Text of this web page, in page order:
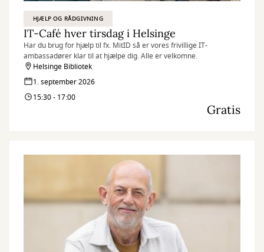
HJÆLP OG RÅDGIVNING
IT-Café hver tirsdag i Helsinge
Har du brug for hjælp til fx. MitID så er vores frivillige IT-
ambassadører klar til at hjælpe dig. Alle er velkomne.
Helsinge Bibliotek
1. september 2026
15:30 - 17:00
Gratis